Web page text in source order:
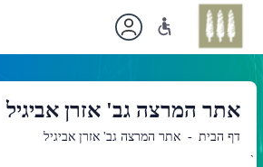
אתר המרצה גב' אזרן אביגיל
דף הבית אתר המרצה גב' אזרן אביגיל
`